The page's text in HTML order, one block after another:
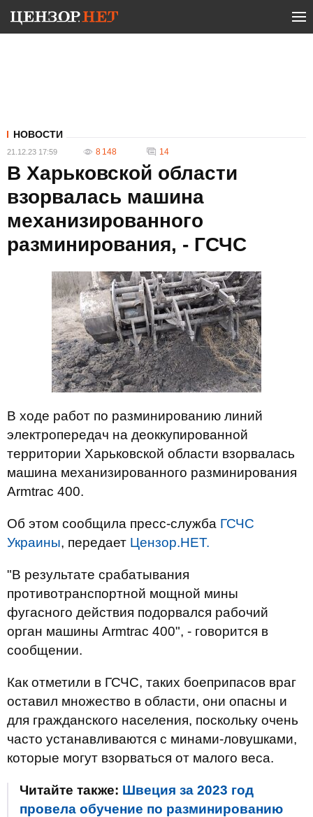
НОВОСТИ
21.12.23 17:59 8 148 14
В Харьковской области
взорвалась машина
механизированного
разминирования, - ГСЧС
В ходе работ по разминированию линий
электропередач на деоккупированной
территории Харьковской области взорвалась
машина механизированного разминирования
Armtrac 400.
Об этом сообщила пресс-служба ГСЧС
Украины, передает Цензор.НЕТ.
"В результате срабатывания
противотранспортной мощной мины
фугасного действия подорвался рабочий
орган машины Armtrac 400", - говорится в
сообщении.
Как отметили в ГСЧС, таких боеприпасов враг
оставил множество в области, они опасны и
для гражданского населения, поскольку очень
часто устанавливаются с минами-ловушками,
которые могут взорваться от малого веса.
Читайте также: Швеция за 2023 год
провела обучение по разминированию